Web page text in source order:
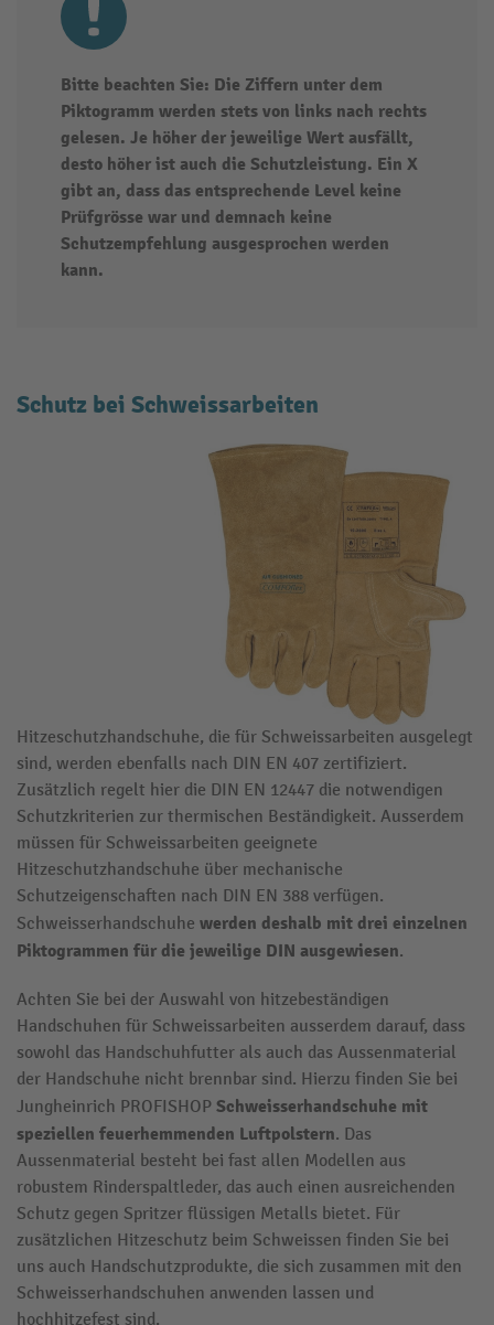
Bitte beachten Sie: Die Ziffern unter dem
Piktogramm werden stets von links nach rechts
gelesen. Je höher der jeweilige Wert ausfällt,
desto höher ist auch die Schutzleistung. Ein X
gibt an, dass das entsprechende Level keine
Prüfgrösse war und demnach keine
Schutzempfehlung ausgesprochen werden
kann.
Schutz bei Schweissarbeiten
Hitzeschutzhandschuhe, die für Schweissarbeiten ausgelegt
sind, werden ebenfalls nach DIN EN 407 zertifiziert.
Zusätzlich regelt hier die DIN EN 12447 die notwendigen
Schutzkriterien zur thermischen Beständigkeit. Ausserdem
müssen für Schweissarbeiten geeignete
Hitzeschutzhandschuhe über mechanische
Schutzeigenschaften nach DIN EN 388 verfügen.
Schweisserhandschuhe werden deshalb mit drei einzelnen
Piktogrammen für die jeweilige DIN ausgewiesen.
Achten Sie bei der Auswahl von hitzebeständigen
Handschuhen für Schweissarbeiten ausserdem darauf, dass
sowohl das Handschuhfutter als auch das Aussenmaterial
der Handschuhe nicht brennbar sind. Hierzu finden Sie bei
Jungheinrich PROFISHOP Schweisserhandschuhe mit
speziellen feuerhemmenden Luftpolstern. Das
Aussenmaterial besteht bei fast allen Modellen aus
robustem Rinderspaltleder, das auch einen ausreichenden
Schutz gegen Spritzer flüssigen Metalls bietet. Für
zusätzlichen Hitzeschutz beim Schweissen finden Sie bei
uns auch Handschutzprodukte, die sich zusammen mit den
Schweisserhandschuhen anwenden lassen und
hochhitzefest sind.